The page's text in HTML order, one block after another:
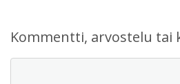
Kommentti, arvostelu tai